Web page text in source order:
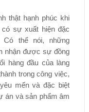
thật hạnh phúc khi
sự xuất hiện đặc
Có thể nói, những
nhận được sự đồng
hàng đầu của làng
trong công việc,
mến và đặc biệt
án và sản phẩm âm